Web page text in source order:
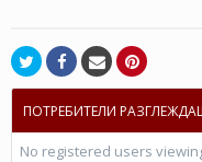
ПОТРЕБИТЕЛИ
No registered users